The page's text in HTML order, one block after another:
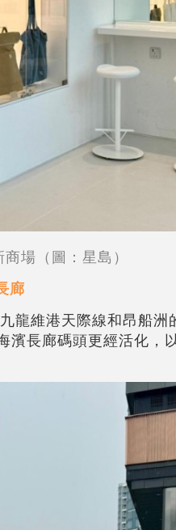
場（圖：星島）
廊
龍維港天際線和昂船洲
長廊碼頭更經活化，